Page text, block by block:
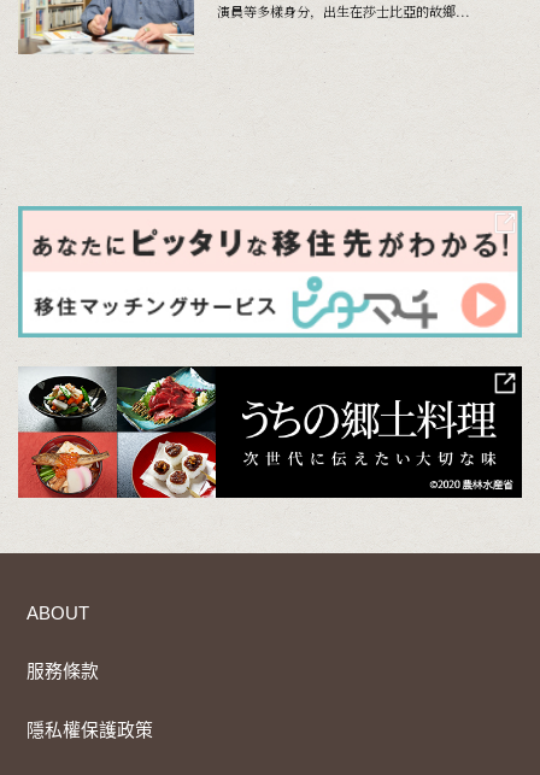
演員等多樣身分，出生在莎士比亞的故鄉...
ABOUT
服務條款
隱私權保護政策